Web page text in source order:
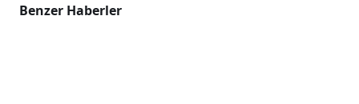
Benzer Haberler